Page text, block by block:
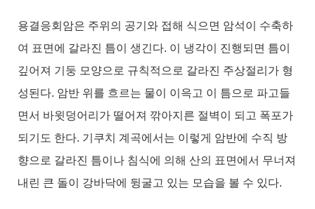
용결응회암은 주위의 공기와 접해 식으면 암석이 수축하
여 표면에 갈라진 틈이 생긴다. 이 냉각이 진행되면 틈이
깊어져 기둥 모양으로 규칙적으로 갈라진 주상절리가 형
성된다. 암반 위를 흐르는 물이 이윽고 이 틈으로 파고들
면서 바윗덩어리가 떨어져 깎아지른 절벽이 되고 폭포가
되기도 한다. 기쿠치 계곡에서는 이렇게 암반에 수직 방
향으로 갈라진 틈이나 침식에 의해 산의 표면에서 무너져
내린 큰 돌이 강바닥에 뒹굴고 있는 모습을 볼 수 있다.